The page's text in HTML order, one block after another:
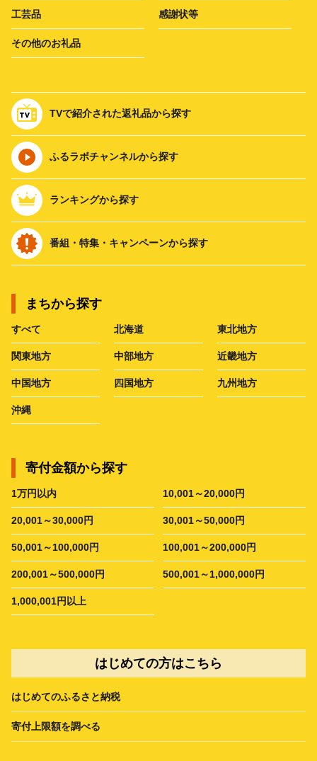
工芸品 感謝状等
その他のお礼品
TVで紹介された返礼品から探す
ふるラボチャンネルから探す
ランキングから探す
番組・特集・キャンペーンから探す
まちから探す
すべて 北海道 東北地方
関東地方 中部地方 近畿地方
中国地方 四国地方 九州地方
沖縄
寄付金額から探す
1万円以内 10,001～20,000円
20,001～30,000円 30,001～50,000円
50,001～100,000円 100,001～200,000円
200,001～500,000円 500,001～1,000,000円
1,000,001円以上
はじめての方はこちら
はじめてのふるさと納税
寄付上限額を調べる